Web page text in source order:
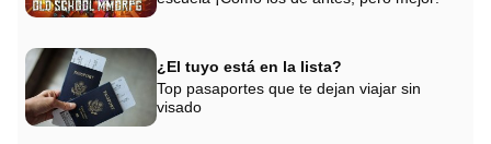
¿El tuyo está en la lista?
Top pasaportes que te dejan viajar sin
visado